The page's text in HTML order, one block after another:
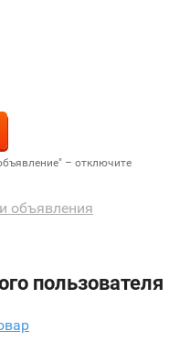
– отключите
объявления
пользователя